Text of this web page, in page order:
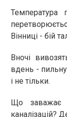
Температура
Вінниці - бій
Вночі
вдень -
і не тільки.
Що заважає
каналізацій?